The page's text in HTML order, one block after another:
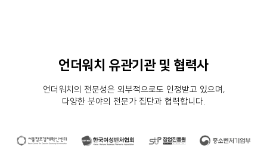
언더워치 유관기관 및 협력사
언더워치의 전문성은 외부적으로도 인정받고 있으며,
다양한 분야의 전문가 집단과 협력합니다.